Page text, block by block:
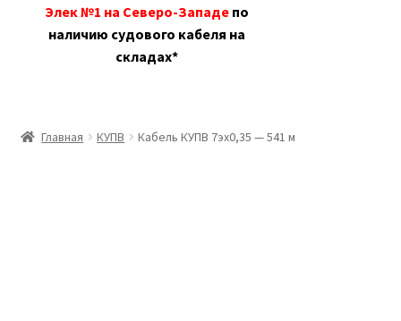
Элек №1 на Северо-Западе по
наличию судового кабеля на
складах*
Главная КУПВ Кабель КУПВ 7эх0,35 — 541 м